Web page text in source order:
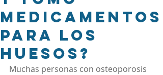
medicamentos
para los
huesos?
Muchas personas con osteoporosis